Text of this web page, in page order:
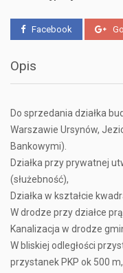
Facebook
Opis
Do sprzedania działka
Warszawie Ursynów,
Bankowymi).
Działka przy prywatnej
(służebność),
Działka w kształcie
W drodze przy działce
Kanalizacja w drodze
W bliskiej odległości
przystanek PKP ok 500